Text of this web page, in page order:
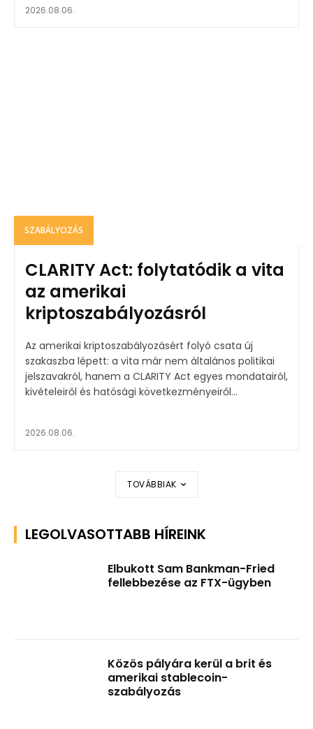
2026.08.06.
SZABÁLYOZÁS
CLARITY Act: folytatódik a vita
az amerikai
kriptoszabályozásról
Az amerikai kriptoszabályozásért folyó csata új
szakaszba lépett: a vita már nem általános politikai
jelszavakról, hanem a CLARITY Act egyes mondatairól,
kivételeiről és hatósági következményeiről...
2026.08.06.
TOVÁBBIAK
LEGOLVASOTTABB HÍREINK
Elbukott Sam Bankman-Fried
fellebbezése az FTX-ügyben
Közös pályára kerül a brit és
amerikai stablecoin-
szabályozás